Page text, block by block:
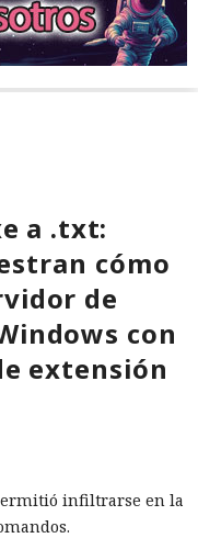
a .txt:
cómo
de
con
extensión
infiltrarse en la